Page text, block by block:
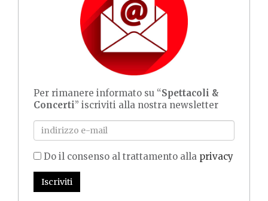
Per rimanere informato su “Spettacoli &
Concerti” iscriviti alla nostra newsletter
Do il consenso al trattamento alla privacy
Iscriviti